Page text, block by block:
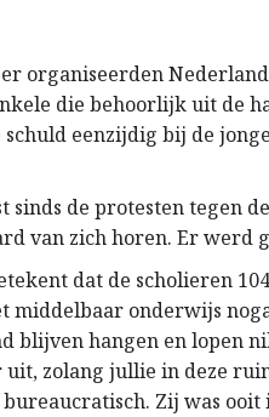
organiseerden
die behoorlijk uit de
eenzijdig bij de
sinds de protesten tegen
van zich horen. Er werd
dat de scholieren
middelbaar onderwijs
blijven hangen en lopen
uit, zolang jullie in deze
bureaucratisch. Zij was